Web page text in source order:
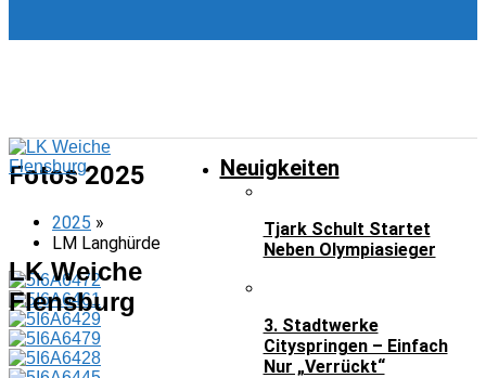
LK Weiche
Flensburg
Neuigkeiten
Tjark Schult Startet
Neben Olympiasieger
3. Stadtwerke
Cityspringen – Einfach
Nur „verrückt“
Fotos 2025
2025 »
LM Langhürde